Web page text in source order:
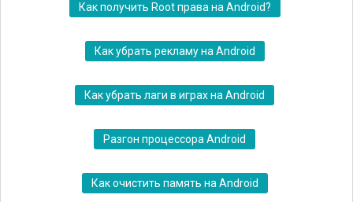
Как получить Root права на Android?
Как убрать рекламу на Android
Как убрать лаги в играх на Android
Разгон процессора Android
Как очистить память на Android